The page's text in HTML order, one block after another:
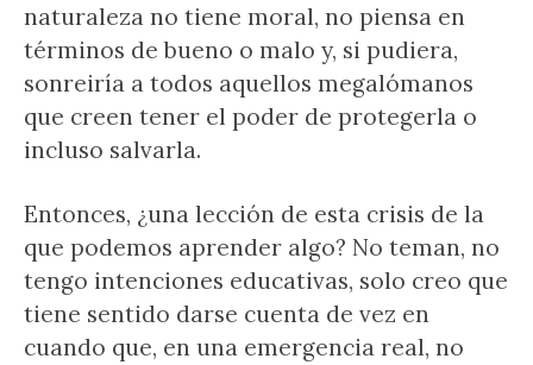
naturaleza no tiene moral, no piensa en
términos de bueno o malo y, si pudiera,
sonreiría a todos aquellos megalómanos
que creen tener el poder de protegerla o
incluso salvarla.
Entonces, ¿una lección de esta crisis de la
que podemos aprender algo? No teman, no
tengo intenciones educativas, solo creo que
tiene sentido darse cuenta de vez en
cuando que, en una emergencia real, no